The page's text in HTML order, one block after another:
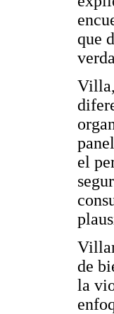
que
el
de
la